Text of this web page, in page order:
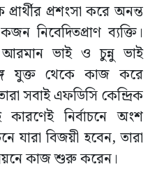
প্রশংসা করে অনন্ত
নিবেদিতপ্রাণ ব্যক্তি।
ভাই ও চুন্নু ভাই
যুক্ত থেকে কাজ করে
সবাই এফডিসি কেন্দ্রিক
নির্বাচনে অংশ
যারা বিজয়ী হবেন, তারা
কাজ শুরু করেন।